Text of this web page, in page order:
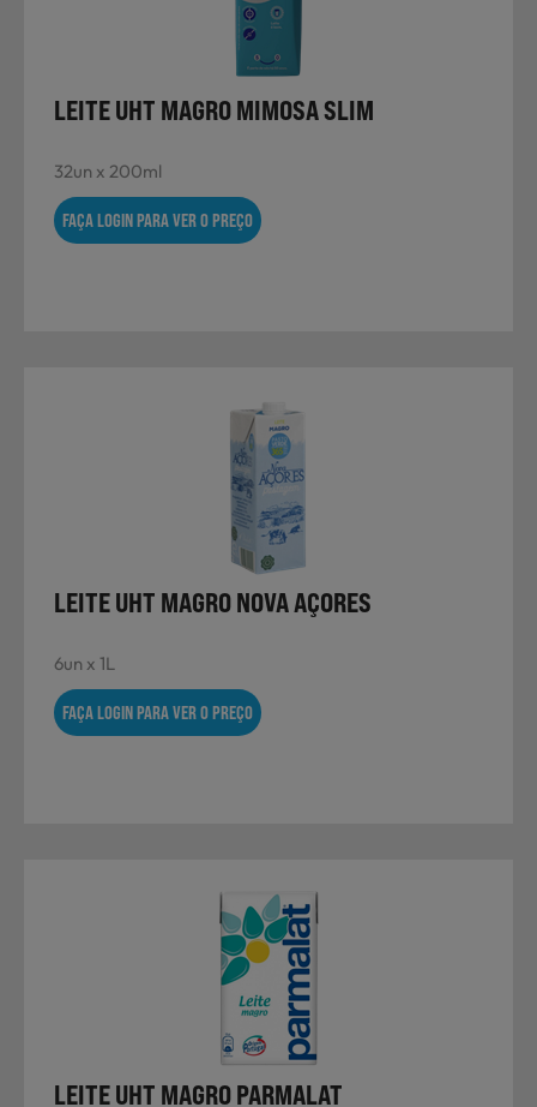
Produtos Vegetarianos
Sobremesas
Ração para Animais
LEITE UHT MAGRO MIMOSA SLIM
32un x 200ml
FAÇA LOGIN PARA VER O PREÇO
LEITE UHT MAGRO NOVA AÇORES
6un x 1L
FAÇA LOGIN PARA VER O PREÇO
LEITE UHT MAGRO PARMALAT